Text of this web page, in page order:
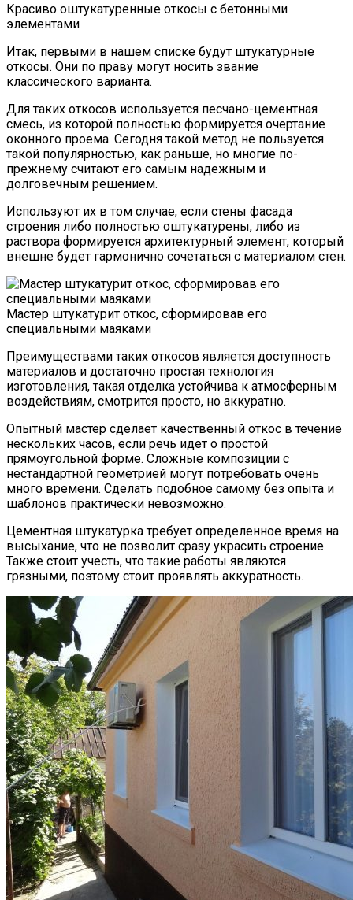
Красиво оштукатуренные откосы с бетонными
элементами
Итак, первыми в нашем списке будут штукатурные
откосы. Они по праву могут носить звание
классического варианта.
Для таких откосов используется песчано-цементная
смесь, из которой полностью формируется очертание
оконного проема. Сегодня такой метод не пользуется
такой популярностью, как раньше, но многие по-
прежнему считают его самым надежным и
долговечным решением.
Используют их в том случае, если стены фасада
строения либо полностью оштукатурены, либо из
раствора формируется архитектурный элемент, который
внешне будет гармонично сочетаться с материалом стен.
Мастер штукатурит откос, сформировав его
специальными маяками
Преимуществами таких откосов является доступность
материалов и достаточно простая технология
изготовления, такая отделка устойчива к атмосферным
воздействиям, смотрится просто, но аккуратно.
Опытный мастер сделает качественный откос в течение
нескольких часов, если речь идет о простой
прямоугольной форме. Сложные композиции с
нестандартной геометрией могут потребовать очень
много времени. Сделать подобное самому без опыта и
шаблонов практически невозможно.
Цементная штукатурка требует определенное время на
высыхание, что не позволит сразу украсить строение.
Также стоит учесть, что такие работы являются
грязными, поэтому стоит проявлять аккуратность.